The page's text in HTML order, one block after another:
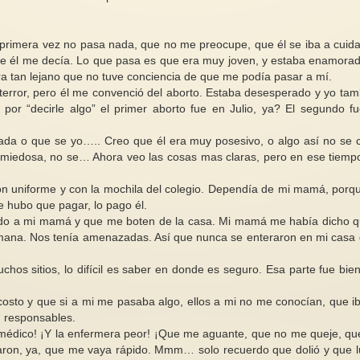
vez no pasa nada, que no me preocupe, que él se iba a
él me decía. Lo que pasa es que era muy joven, y estaba
lejano que no tuve conciencia de que me podía pasar a mí.
pero él me convenció del aborto. Estaba desesperado y yo
“decirle algo” el primer aborto fue en Julio, ya? El segundo
o que se yo….. Creo que él era muy posesivo, o algo así no se
no se… Ahora veo las cosas mas claras, pero en ese
uniforme y con la mochila del colegio. Dependía de mi mamá,
que pagar, lo pago él.
a mi mamá y que me boten de la casa. Mi mamá me había dicho
Nos tenía amenazadas. Así que nunca se enteraron en mi casa
sitios, lo difícil es saber en donde es seguro. Esa parte fue
y que si a mi me pasaba algo, ellos a mi no me conocían, que
¡Y la enfermera peor! ¡Que me aguante, que no me queje,
ya, que me vaya rápido. Mmm… solo recuerdo que dolió y que
Los talibanes prohíben libros
escritos por mujeres en las
universidades afganas
El gobierno talibán ha retirado del
sistema de enseñanza
universitaria en Afganistán los
El desplazamiento
hombres en